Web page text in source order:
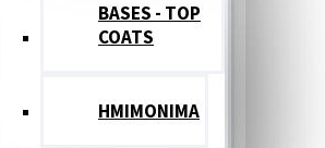
BASES - TOP
COATS
ΗΜΙΜΟΝΙΜΑ